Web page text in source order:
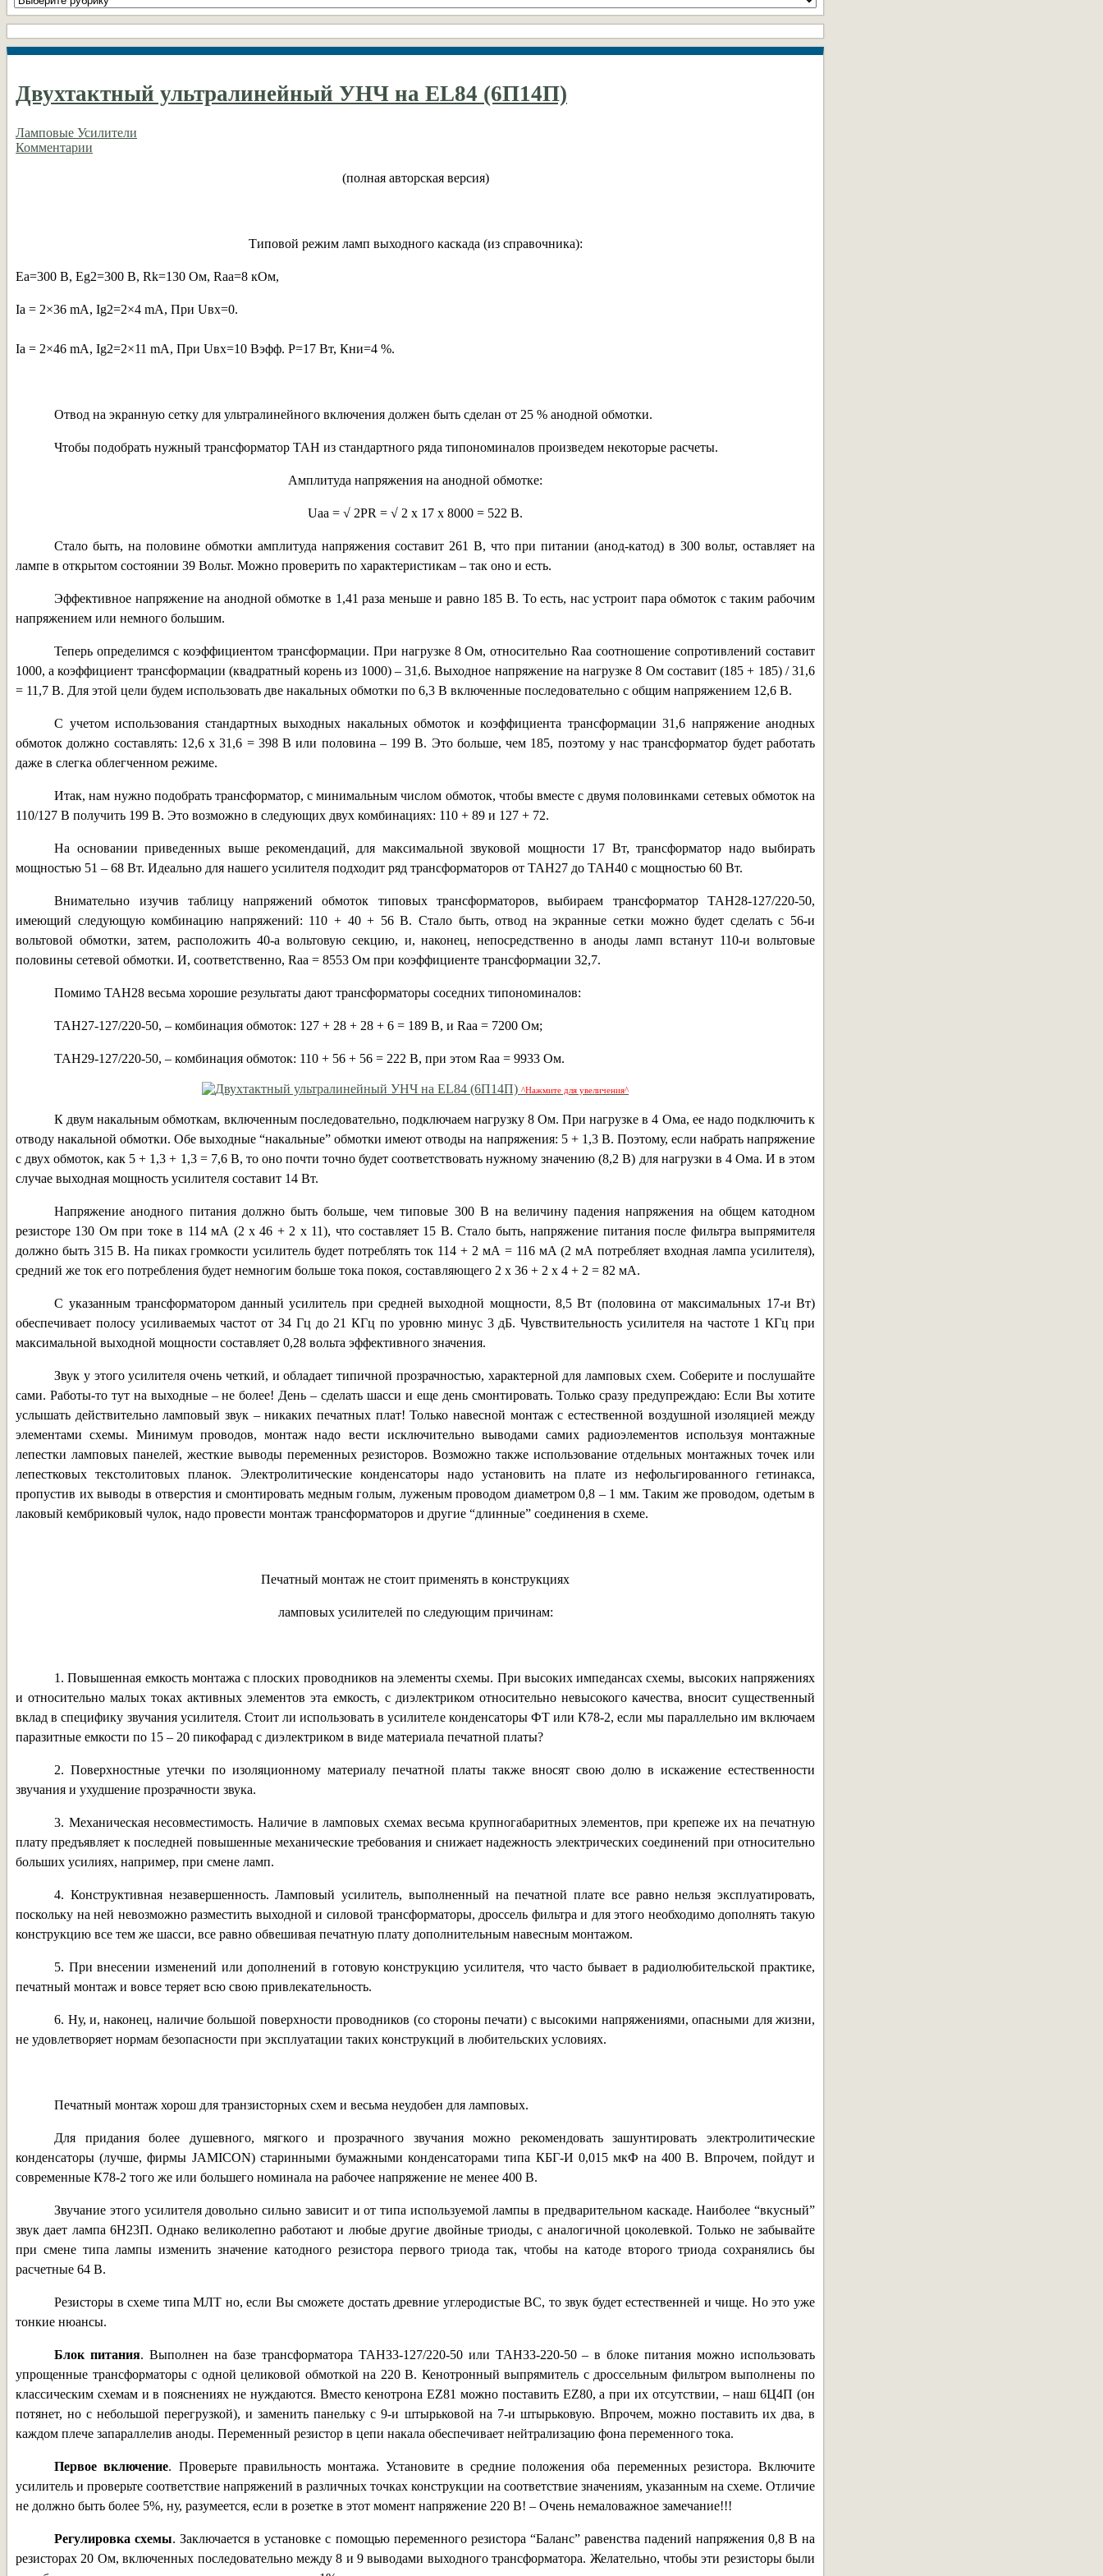
рубрики
DIY
Двухтактный ультралинейный УНЧ на EL84 (6П14П)
Ламповые Усилители
Комментарии
(полная авторская версия)
Типовой режим ламп выходного каскада (из справочника):
Еа=300 В, Еg2=300 В, Rk=130 Ом, Raa=8 кОм,
Ia = 2×36 mA, Ig2=2×4 mA, При Uвх=0.
Ia = 2×46 mA, Ig2=2×11 mA, При Uвх=10 Вэфф. P=17 Вт, Кни=4 %.
Отвод на экранную сетку для ультралинейного включения должен быть сделан от 25 % анодной обмотки.
Чтобы подобрать нужный трансформатор ТАН из стандартного ряда типономиналов произведем некоторые расчеты.
Амплитуда напряжения на анодной обмотке:
Uaa = √ 2PR = √ 2 х 17 х 8000 = 522 В.
Стало быть, на половине обмотки амплитуда напряжения составит 261 В, что при питании (анод-катод) в 300 вольт, оставляет на
лампе в открытом состоянии 39 Вольт. Можно проверить по характеристикам – так оно и есть.
Эффективное напряжение на анодной обмотке в 1,41 раза меньше и равно 185 В. То есть, нас устроит пара обмоток с таким рабочим
напряжением или немного большим.
Теперь определимся с коэффициентом трансформации. При нагрузке 8 Ом, относительно Raa соотношение сопротивлений составит
1000, а коэффициент трансформации (квадратный корень из 1000) – 31,6. Выходное напряжение на нагрузке 8 Ом составит (185 + 185) / 31,6
= 11,7 В. Для этой цели будем использовать две накальных обмотки по 6,3 В включенные последовательно с общим напряжением 12,6 В.
С учетом использования стандартных выходных накальных обмоток и коэффициента трансформации 31,6 напряжение анодных
обмоток должно составлять: 12,6 х 31,6 = 398 В или половина – 199 В. Это больше, чем 185, поэтому у нас трансформатор будет работать
даже в слегка облегченном режиме.
Итак, нам нужно подобрать трансформатор, с минимальным числом обмоток, чтобы вместе с двумя половинками сетевых обмоток на
110/127 В получить 199 В. Это возможно в следующих двух комбинациях: 110 + 89 и 127 + 72.
На основании приведенных выше рекомендаций, для максимальной звуковой мощности 17 Вт, трансформатор надо выбирать
мощностью 51 – 68 Вт. Идеально для нашего усилителя подходит ряд трансформаторов от ТАН27 до ТАН40 с мощностью 60 Вт.
Внимательно изучив таблицу напряжений обмоток типовых трансформаторов, выбираем трансформатор ТАН28-127/220-50,
имеющий следующую комбинацию напряжений: 110 + 40 + 56 В. Стало быть, отвод на экранные сетки можно будет сделать с 56-и
вольтовой обмотки, затем, расположить 40-а вольтовую секцию, и, наконец, непосредственно в аноды ламп встанут 110-и вольтовые
половины сетевой обмотки. И, соответственно, Raa = 8553 Ом при коэффициенте трансформации 32,7.
Помимо ТАН28 весьма хорошие результаты дают трансформаторы соседних типономиналов:
ТАН27-127/220-50, – комбинация обмоток: 127 + 28 + 28 + 6 = 189 В, и Raa = 7200 Ом;
ТАН29-127/220-50, – комбинация обмоток: 110 + 56 + 56 = 222 В, при этом Raa = 9933 Ом.
^Нажмите для увеличения^
К двум накальным обмоткам, включенным последовательно, подключаем нагрузку 8 Ом. При нагрузке в 4 Ома, ее надо подключить к
отводу накальной обмотки. Обе выходные “накальные” обмотки имеют отводы на напряжения: 5 + 1,3 В. Поэтому, если набрать напряжение
с двух обмоток, как 5 + 1,3 + 1,3 = 7,6 В, то оно почти точно будет соответствовать нужному значению (8,2 В) для нагрузки в 4 Ома. И в этом
случае выходная мощность усилителя составит 14 Вт.
Напряжение анодного питания должно быть больше, чем типовые 300 В на величину падения напряжения на общем катодном
резисторе 130 Ом при токе в 114 мА (2 х 46 + 2 х 11), что составляет 15 В. Стало быть, напряжение питания после фильтра выпрямителя
должно быть 315 В. На пиках громкости усилитель будет потреблять ток 114 + 2 мА = 116 мА (2 мА потребляет входная лампа усилителя),
средний же ток его потребления будет немногим больше тока покоя, составляющего 2 х 36 + 2 х 4 + 2 = 82 мА.
С указанным трансформатором данный усилитель при средней выходной мощности, 8,5 Вт (половина от максимальных 17-и Вт)
обеспечивает полосу усиливаемых частот от 34 Гц до 21 КГц по уровню минус 3 дБ. Чувствительность усилителя на частоте 1 КГц при
максимальной выходной мощности составляет 0,28 вольта эффективного значения.
Звук у этого усилителя очень четкий, и обладает типичной прозрачностью, характерной для ламповых схем. Соберите и послушайте
сами. Работы-то тут на выходные – не более! День – сделать шасси и еще день смонтировать. Только сразу предупреждаю: Если Вы хотите
услышать действительно ламповый звук – никаких печатных плат! Только навесной монтаж с естественной воздушной изоляцией между
элементами схемы. Минимум проводов, монтаж надо вести исключительно выводами самих радиоэлементов используя монтажные
лепестки ламповых панелей, жесткие выводы переменных резисторов. Возможно также использование отдельных монтажных точек или
лепестковых текстолитовых планок. Электролитические конденсаторы надо установить на плате из нефольгированного гетинакса,
пропустив их выводы в отверстия и смонтировать медным голым, луженым проводом диаметром 0,8 – 1 мм. Таким же проводом, одетым в
лаковый кембриковый чулок, надо провести монтаж трансформаторов и другие “длинные” соединения в схеме.
Печатный монтаж не стоит применять в конструкциях
ламповых усилителей по следующим причинам:
1. Повышенная емкость монтажа с плоских проводников на элементы схемы. При высоких импедансах схемы, высоких напряжениях
и относительно малых токах активных элементов эта емкость, с диэлектриком относительно невысокого качества, вносит существенный
вклад в специфику звучания усилителя. Стоит ли использовать в усилителе конденсаторы ФТ или К78-2, если мы параллельно им включаем
паразитные емкости по 15 – 20 пикофарад с диэлектриком в виде материала печатной платы?
2. Поверхностные утечки по изоляционному материалу печатной платы также вносят свою долю в искажение естественности
звучания и ухудшение прозрачности звука.
3. Механическая несовместимость. Наличие в ламповых схемах весьма крупногабаритных элементов, при крепеже их на печатную
плату предъявляет к последней повышенные механические требования и снижает надежность электрических соединений при относительно
больших усилиях, например, при смене ламп.
4. Конструктивная незавершенность. Ламповый усилитель, выполненный на печатной плате все равно нельзя эксплуатировать,
поскольку на ней невозможно разместить выходной и силовой трансформаторы, дроссель фильтра и для этого необходимо дополнять такую
конструкцию все тем же шасси, все равно обвешивая печатную плату дополнительным навесным монтажом.
5. При внесении изменений или дополнений в готовую конструкцию усилителя, что часто бывает в радиолюбительской практике,
печатный монтаж и вовсе теряет всю свою привлекательность.
6. Ну, и, наконец, наличие большой поверхности проводников (со стороны печати) с высокими напряжениями, опасными для жизни,
не удовлетворяет нормам безопасности при эксплуатации таких конструкций в любительских условиях.
Печатный монтаж хорош для транзисторных схем и весьма неудобен для ламповых.
Для придания более душевного, мягкого и прозрачного звучания можно рекомендовать зашунтировать электролитические
конденсаторы (лучше, фирмы JAMICON) старинными бумажными конденсаторами типа КБГ-И 0,015 мкФ на 400 В. Впрочем, пойдут и
современные К78-2 того же или большего номинала на рабочее напряжение не менее 400 В.
Звучание этого усилителя довольно сильно зависит и от типа используемой лампы в предварительном каскаде. Наиболее “вкусный”
звук дает лампа 6Н23П. Однако великолепно работают и любые другие двойные триоды, с аналогичной цоколевкой. Только не забывайте
при смене типа лампы изменить значение катодного резистора первого триода так, чтобы на катоде второго триода сохранялись бы
расчетные 64 В.
Резисторы в схеме типа МЛТ но, если Вы сможете достать древние углеродистые ВС, то звук будет естественней и чище. Но это уже
тонкие нюансы.
Блок питания. Выполнен на базе трансформатора ТАН33-127/220-50 или ТАН33-220-50 – в блоке питания можно использовать
упрощенные трансформаторы с одной целиковой обмоткой на 220 В. Кенотронный выпрямитель с дроссельным фильтром выполнены по
классическим схемам и в пояснениях не нуждаются. Вместо кенотрона EZ81 можно поставить EZ80, а при их отсутствии, – наш 6Ц4П (он
потянет, но с небольшой перегрузкой), и заменить панельку с 9-и штырьковой на 7-и штырьковую. Впрочем, можно поставить их два, в
каждом плече запараллелив аноды. Переменный резистор в цепи накала обеспечивает нейтрализацию фона переменного тока.
Первое включение. Проверьте правильность монтажа. Установите в средние положения оба переменных резистора. Включите
усилитель и проверьте соответствие напряжений в различных точках конструкции на соответствие значениям, указанным на схеме. Отличие
не должно быть более 5%, ну, разумеется, если в розетке в этот момент напряжение 220 В! – Очень немаловажное замечание!!!
Регулировка схемы. Заключается в установке с помощью переменного резистора “Баланс” равенства падений напряжения 0,8 В на
резисторах 20 Ом, включенных последовательно между 8 и 9 выводами выходного трансформатора. Желательно, чтобы эти резисторы были